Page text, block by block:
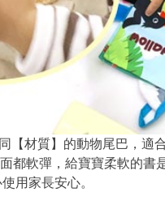
【材質】的動物尾巴，
都軟彈，給寶寶柔軟的
用家長安心。